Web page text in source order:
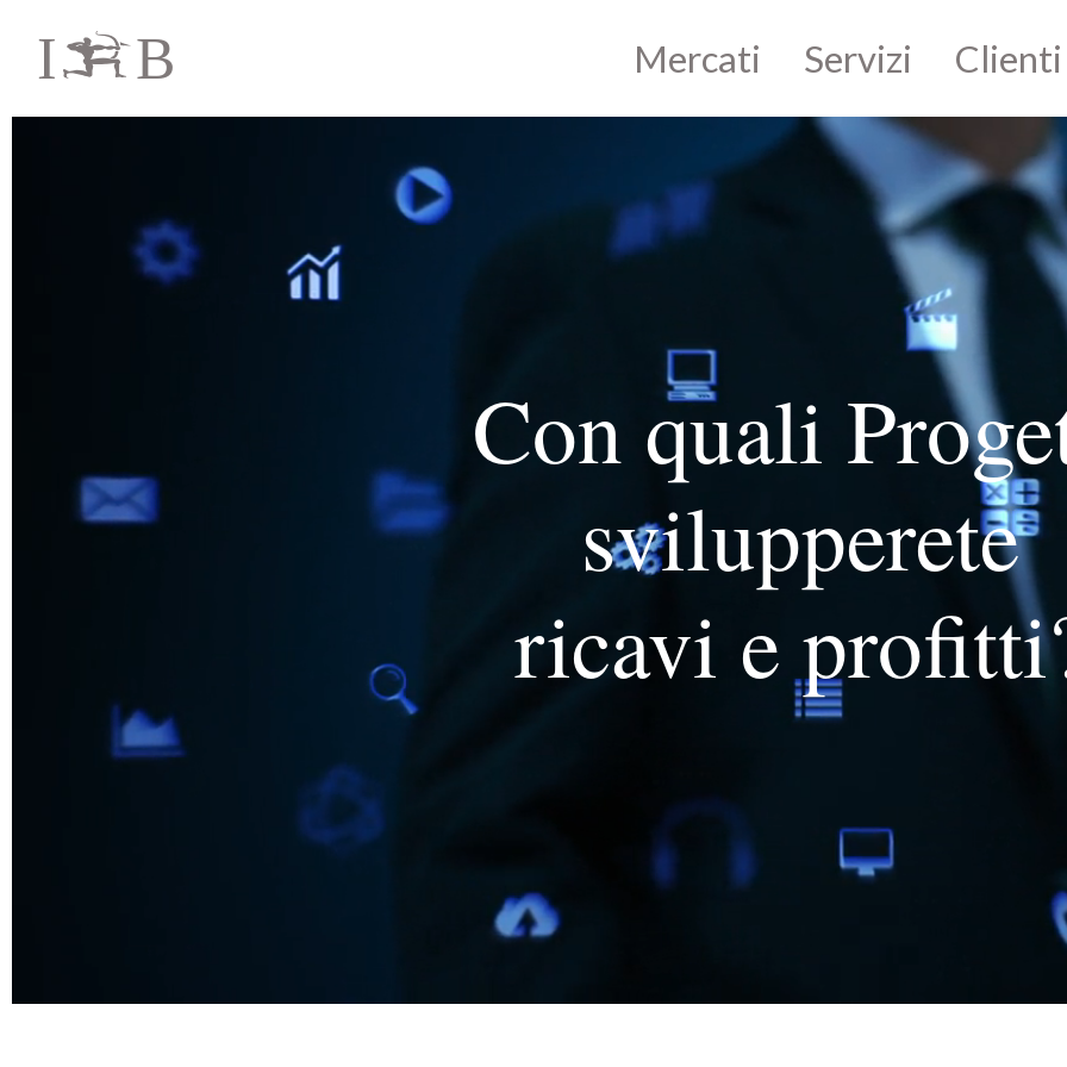
I iB Mercati Servizi Clienti
Con quali
svilupperete
ricavi e